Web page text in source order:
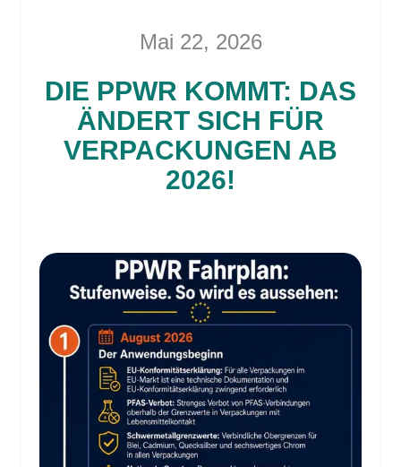
Mai 22, 2026
DIE PPWR KOMMT: DAS
ÄNDERT SICH FÜR
VERPACKUNGEN AB
2026!